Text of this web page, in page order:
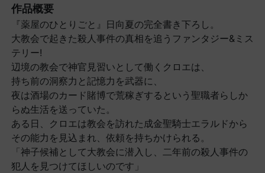
作品概要
『薬屋のひとりごと』日向夏の完全書き下ろし。
大教会で起きた殺人事件の真相を追うファンタジー&ミス
テリー!
辺境の教会で神官見習いとして働くクロエは、
持ち前の洞察力と記憶力を武器に、
夜は酒場のカード賭博で荒稼ぎするという聖職者らしか
らぬ生活を送っていた。
ある日、クロエは教会を訪れた成金聖騎士エラルドから
その能力を見込まれ、依頼を持ちかけられる。
「神子候補として大教会に潜入し、二年前の殺人事件の
犯人を見つけてほしいのです」